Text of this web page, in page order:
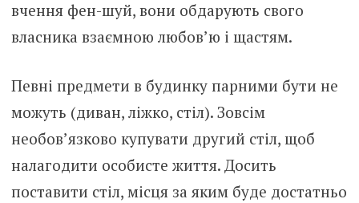
вчення фен-шуй, вони обдарують свого
власника взаємною любов’ю і щастям.
Певні предмети в будинку парними бути не
можуть (диван, ліжко, стіл). Зовсім
необов’язково купувати другий стіл, щоб
налагодити особисте життя. Досить
поставити стіл, місця за яким буде достатньо